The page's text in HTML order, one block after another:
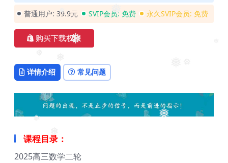
❅
❅
❅
❅
❅
❅
❅
普通用户: 39.9元 SVIP会员: 免费 永久SVIP会员: 免费
购买下载权限
详情介绍 常见问题
课程目录：
2025高三数学二轮